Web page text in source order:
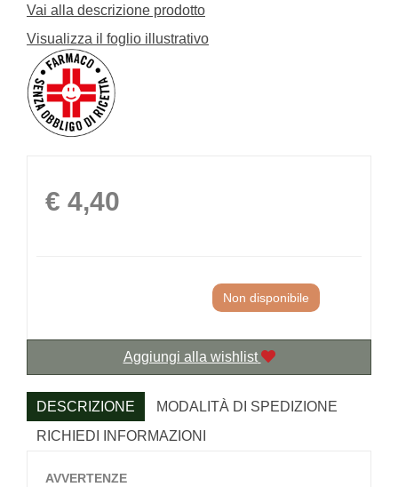
Vai alla descrizione prodotto
Visualizza il foglio illustrativo
Prezzo
€ 4,40
Non disponibile
Aggiungi alla wishlist
DESCRIZIONE
MODALITÀ DI SPEDIZIONE
RICHIEDI INFORMAZIONI
AVVERTENZE